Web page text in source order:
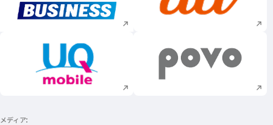
新規ウィンドウで開く 新規ウィンドウで
新規ウィンドウで開く 新規ウィンドウで
メディア